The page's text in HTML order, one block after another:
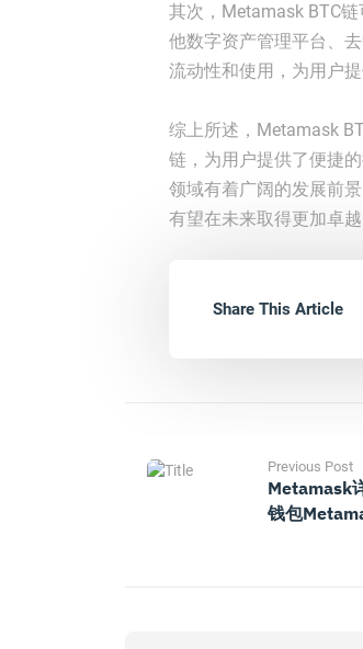
其次，Metamask BTC
他数字资产管理平台、
流动性和使用，为用户提
综上所述，Metamask
链，为用户提供了便捷
领域有着广阔的发展前
有望在未来取得更加卓越
Share This Article
Previous Post
Metamask
钱包